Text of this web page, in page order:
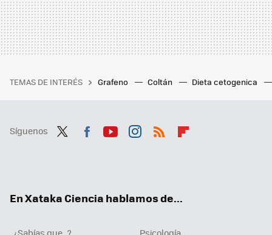
TEMAS DE INTERÉS Grafeno Coltán Dieta cetogenica
Síguenos
En Xataka Ciencia hablamos de...